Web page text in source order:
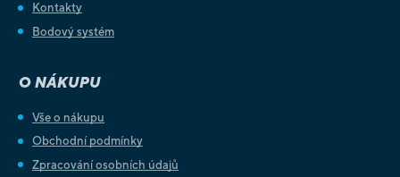
Kontakty
Bodový systém
O NÁKUPU
Vše o nákupu
Obchodní podmínky
Zpracování osobních údajů